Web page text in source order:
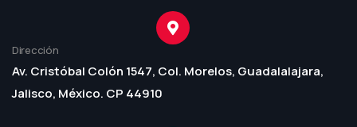
Dirección
Av. Cristóbal Colón 1547, Col. Morelos, Guadalalajara,
Jalisco, México. CP 44910